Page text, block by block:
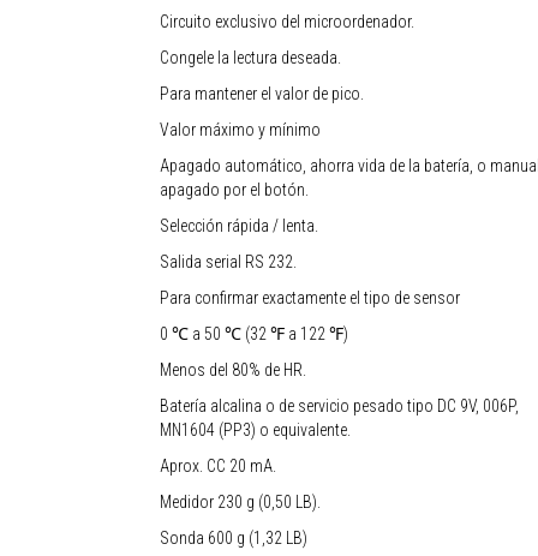
Circuito exclusivo del microordenador.
Congele la lectura deseada.
Para mantener el valor de pico.
Valor máximo y mínimo
Apagado automático, ahorra vida de la batería, o manual
apagado por el botón.
Selección rápida / lenta.
Salida serial RS 232.
Para confirmar exactamente el tipo de sensor
0 ℃ a 50 ℃ (32 ℉ a 122 ℉)
Menos del 80% de HR.
Batería alcalina o de servicio pesado tipo DC 9V, 006P,
MN1604 (PP3) o equivalente.
Aprox. CC 20 mA.
Medidor 230 g (0,50 LB).
Sonda 600 g (1,32 LB)